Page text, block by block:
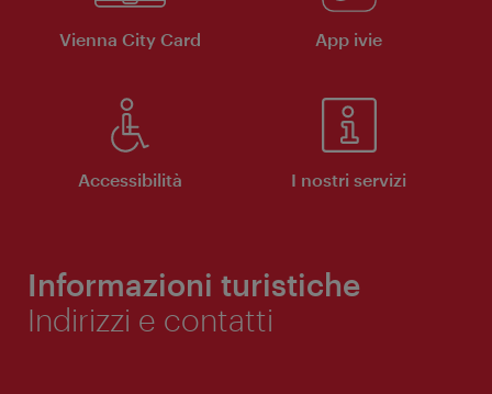
Vienna City Card App ivie
Accessibilità I nostri servizi
Informazioni turistiche
Indirizzi e contatti